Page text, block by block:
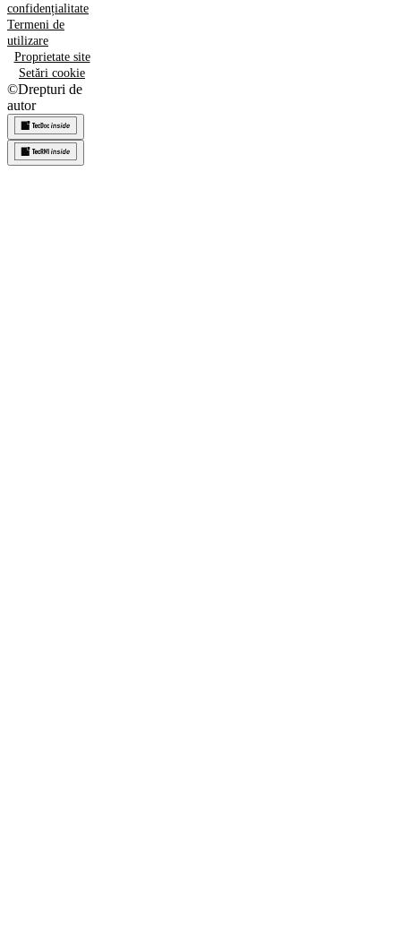
confidențialitate
Termeni de
utilizare
Proprietate site
Setări cookie
©Drepturi de
autor